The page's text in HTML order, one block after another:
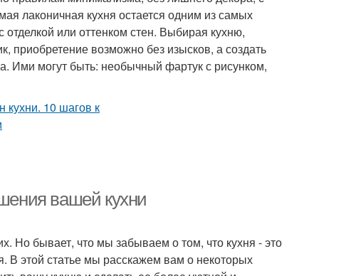
лаконичная кухня остается одним из самых
или оттенком стен. Выбирая кухню,
приобретение возможно без изысков, а создать
Ими могут быть: необычный фартук с рисунком,
вашей кухни
Но бывает, что мы забываем о том, что кухня - это
В этой статье мы расскажем вам о некоторых